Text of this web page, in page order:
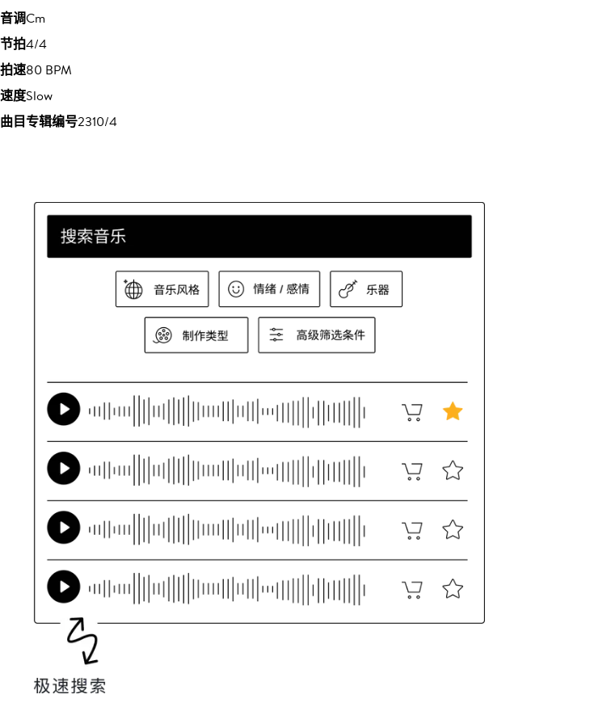
音调Cm
节拍4/4
拍速80 BPM
速度Slow
曲目专辑编号2310/4